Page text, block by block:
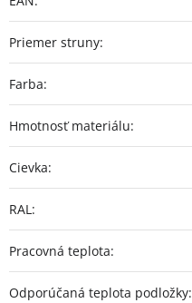
Priemer struny:
Farba:
Hmotnosť materiálu:
Cievka:
RAL:
Pracovná teplota:
Odporúčaná teplota podložky: